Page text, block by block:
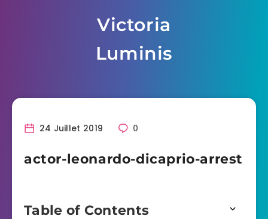
Victoria
Luminis
24 Juillet 2019 0
actor-leonardo-dicaprio-arrest
Table of Contents